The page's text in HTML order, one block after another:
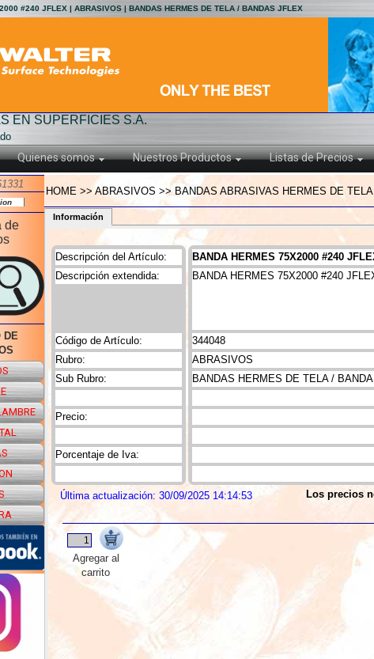
#240 JFLEX | ABRASIVOS | BANDAS HERMES DE TELA / BANDAS JFLEX
EN SUPERFICIES S.A.
Quienes somos Nuestros Productos Listas de Precios
de
DE
HOME >> ABRASIVOS >> BANDAS ABRASIVAS HERMES DE
Información
Descripción del Artículo:
Código de Artículo:
Rubro:
Sub Rubro:
Precio:
Descripción extendida:
Porcentaje de Iva:
BANDA HERMES 75X2000 #240
344048
ABRASIVOS
BANDAS HERMES DE TELA /
BANDA HERMES 75X2000 #240
Los precios
Última actualización: 30/09/2025 14:14:53
Agregar al
carrito